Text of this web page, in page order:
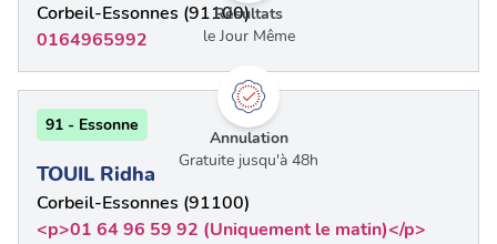
Résultats
le Jour Même
Annulation
Gratuite jusqu'à 48h
Corbeil-Essonnes (91100)
0164965992
91 - Essonne
TOUIL Ridha
Corbeil-Essonnes (91100)
<p>01 64 96 59 92 (Uniquement le matin)</p>